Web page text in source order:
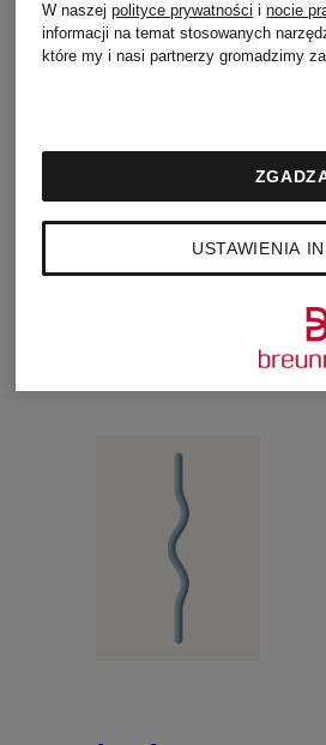
BEAM
559 zł
W naszejpolityce prywatności inocie
informacji na temat stosowanych
które my i nasi partnerzy gromadzimy
USTAWIENIA